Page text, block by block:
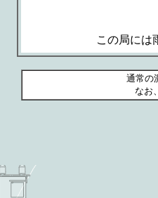
この局には
通常の
なお